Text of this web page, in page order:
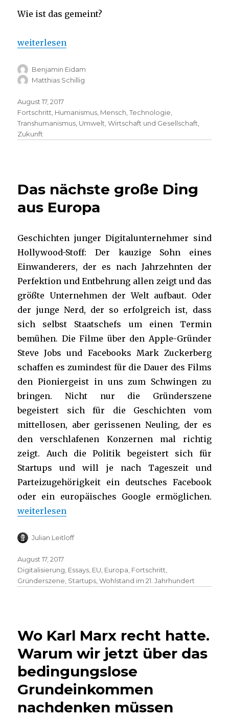
Wie ist das gemeint?
„Für einen politischen Transhumanismus“
weiterlesen
Benjamin Eidam
Matthias Schillig
August 17, 2017
Fortschritt Humanismus Mensch ,Technologie
Transhumanismus Umwelt ,Wirtschaft und Gesellschaft
Zukunft
Das nächste große Ding
aus Europa
Geschichten junger Digitalunternehmer sind
Hollywood-Stoff: Der kauzige Sohn eines
Einwanderers, der es nach Jahrzehnten der
Perfektion und Entbehrung allen zeigt und das
größte Unternehmen der Welt aufbaut. Oder
der junge Nerd, der so erfolgreich ist, dass
sich selbst Staatschefs um einen Termin
bemühen. Die Filme über den Apple-Gründer
Steve Jobs und Facebooks Mark Zuckerberg
schaffen es zumindest für die Dauer des Films
den Pioniergeist in uns zum Schwingen zu
bringen. Nicht nur die Gründerszene
begeistert sich für die Geschichten vom
mittellosen, aber gerissenen Neuling, der es
den verschlafenen Konzernen mal richtig
zeigt. Auch die Politik begeistert sich für
Startups und will je nach Tageszeit und
Parteizugehörigkeit ein deutsches Facebook
oder ein europäisches Google ermöglichen.
„Das nächste große Ding aus Europa“
weiterlesen
Julian Leitloff
August 17, 2017
Digitalisierung Essays EU Europa Fortschritt
Gründerszene Startups ,Wohlstand im 21. Jahrhundert
Wo Karl Marx recht hatte.
Warum wir jetzt über das
bedingungslose
Grundeinkommen
nachdenken müssen